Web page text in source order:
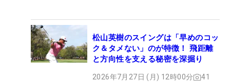
松山英樹のスイングは「早めのコッ
ク＆タメない」のが特徴！ 飛距離
と方向性を支える秘密を深掘り
2026年7月27日 (月) 12時00分 41